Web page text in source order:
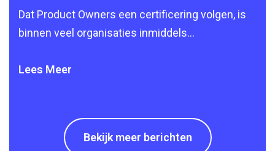
Dat Product Owners een certificering volgen, is
binnen veel organisaties inmiddels
methoden zijn breed ingeburgerd
Lees Meer
Bekijk meer berichten